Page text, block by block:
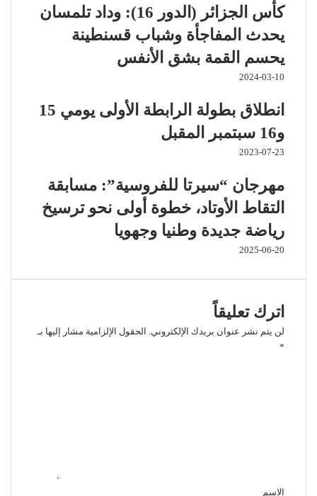
كأس الجزائر (الدور 16): وداد تلمسان
يحدث المفاجأة وشباب قسنطينة
يحسم القمة بشق الأنفس
2024-03-10
انطلاق بطولة الرابطة الأولى يومي 15
و16 سبتمبر المقبل
2023-07-23
مهرجان “سيرتا للفروسية”: مسابقة
التقاط الأوتاد، خطوة أولى نحو ترسيخ
رياضة جديدة وطنيا وجهويا
2025-06-20
اترك تعليقاً
لن يتم نشر عنوان بريدك الإلكتروني. الحقول الإلزامية مشار إليها بـ
*
الاسم